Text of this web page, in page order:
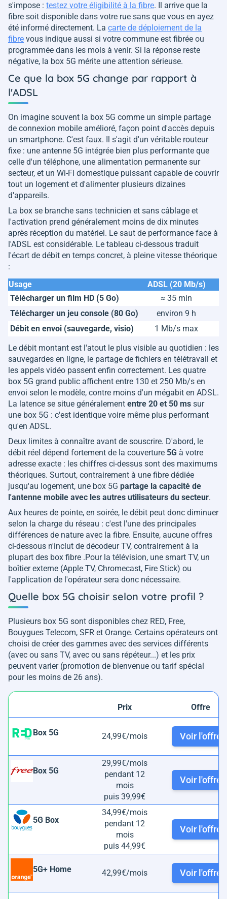
s'impose : testez votre éligibilité à la fibre. Il arrive que la
fibre soit disponible dans votre rue sans que vous en ayez
été informé directement. La carte de déploiement de la
fibre vous indique aussi si votre commune est fibrée ou
programmée dans les mois à venir. Si la réponse reste
négative, la box 5G mérite une attention sérieuse.
Ce que la box 5G change par rapport à
l'ADSL
On imagine souvent la box 5G comme un simple partage
de connexion mobile amélioré, façon point d'accès depuis
un smartphone. C'est faux. Il s'agit d'un véritable routeur
fixe : une antenne 5G intégrée bien plus performante que
celle d'un téléphone, une alimentation permanente sur
secteur, et un Wi-Fi domestique puissant capable de couvrir
tout un logement et d'alimenter plusieurs dizaines
d'appareils.
La box se branche sans technicien et sans câblage et
l'activation prend généralement moins de dix minutes
après réception du matériel. Le saut de performance face à
l'ADSL est considérable. Le tableau ci-dessous traduit
l'écart de débit en temps concret, à pleine vitesse théorique
:
Usage
ADSL (20 Mb/s)
Télécharger un film HD (5 Go)
≈ 35 min
Télécharger un jeu console (80 Go)
environ 9 h
Débit en envoi (sauvegarde, visio)
1 Mb/s max
Le débit montant est l'atout le plus visible au quotidien : les
sauvegardes en ligne, le partage de fichiers en télétravail et
les appels vidéo passent enfin correctement. Les quatre
box 5G grand public affichent entre 130 et 250 Mb/s en
envoi selon le modèle, contre moins d'un mégabit en ADSL.
La latence se situe généralement entre 20 et 50 ms sur
une box 5G : c'est identique voire même plus performant
qu'en ADSL.
Deux limites à connaître avant de souscrire. D'abord, le
débit réel dépend fortement de la couverture 5G à votre
adresse exacte : les chiffres ci-dessus sont des maximums
théoriques. Surtout, contrairement à une fibre dédiée
jusqu'au logement, une box 5G partage la capacité de
l'antenne mobile avec les autres utilisateurs du secteur.
Aux heures de pointe, en soirée, le débit peut donc diminuer
selon la charge du réseau : c'est l'une des principales
différences de nature avec la fibre. Ensuite, aucune offres
ci-dessous n'inclut de décodeur TV, contrairement à la
plupart des box fibre .Pour la télévision, une smart TV, un
boîtier externe (Apple TV, Chromecast, Fire Stick) ou
l'application de l'opérateur sera donc nécessaire.
Quelle box 5G choisir selon votre profil ?
Plusieurs box 5G sont disponibles chez RED, Free,
Bouygues Telecom, SFR et Orange. Certains opérateurs ont
choisi de créer des gammes avec des services différents
(avec ou sans TV, avec ou sans répéteur...) et les prix
peuvent varier (promotion de bienvenue ou tarif spécial
pour les moins de 26 ans).
Prix Offre
Box 5G 24,99€/mois Voir l'offre
Box 5G
29,99€/mois
pendant 12
mois
puis 39,99€
Voir l'offre
5G Box
34,99€/mois
pendant 12
mois
puis 44,99€
Voir l'offre
5G+ Home 42,99€/mois Voir l'offre